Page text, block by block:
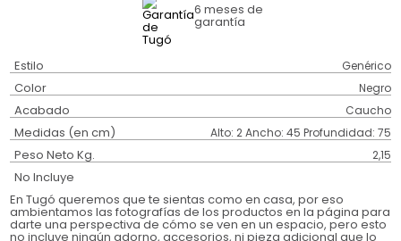
6 meses de
garantía
Estilo Genérico
Color Negro
Acabado Caucho
Medidas (en cm) Alto: 2 Ancho: 45 Profundidad: 75
Peso Neto Kg. 2,15
No Incluye
En Tugó queremos que te sientas como en casa, por eso
ambientamos las fotografías de los productos en la página para
darte una perspectiva de cómo se ven en un espacio, pero esto
no incluye ningún adorno, accesorios, ni pieza adicional que lo